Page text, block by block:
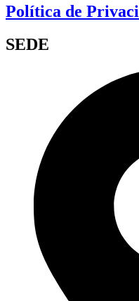
Política de
SEDE